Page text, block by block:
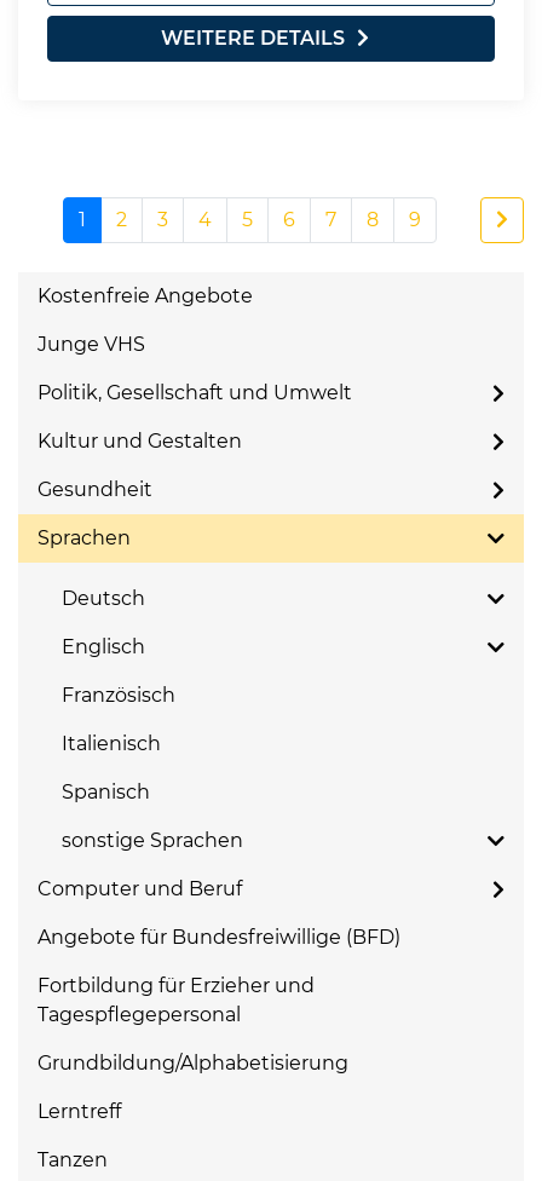
WEITERE DETAILS
1 2 3 4 5 6 7 8 9
Kostenfreie Angebote
Junge VHS
Politik, Gesellschaft und Umwelt
Kultur und Gestalten
Gesundheit
Sprachen
Deutsch
Englisch
Französisch
Italienisch
Spanisch
sonstige Sprachen
Computer und Beruf
Angebote für Bundesfreiwillige (BFD)
Fortbildung für Erzieher und
Tagespflegepersonal
Grundbildung/Alphabetisierung
Lerntreff
Tanzen